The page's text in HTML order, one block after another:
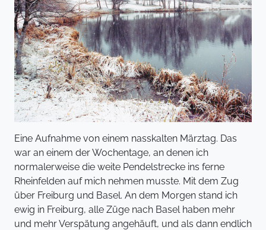
Eine Aufnahme von einem nasskalten Märztag. Das
war an einem der Wochentage, an denen ich
normalerweise die weite Pendelstrecke ins ferne
Rheinfelden auf mich nehmen musste. Mit dem Zug
über Freiburg und Basel. An dem Morgen stand ich
ewig in Freiburg, alle Züge nach Basel haben mehr
und mehr Verspätung angehäuft, und als dann endlich